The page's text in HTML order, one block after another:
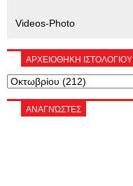
Videos-Photo
ΑΡΧΕΙΟΘΗΚΗ ΙΣΤΟΛΟΓΙΟΥ
ΑΝΑΓΝΏΣΤΕΣ